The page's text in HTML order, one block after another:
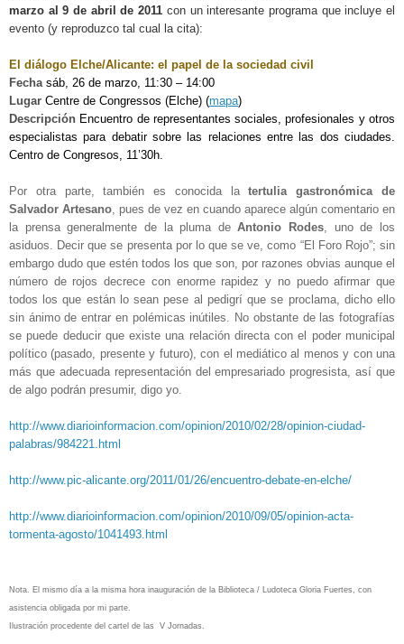
marzo al 9 de abril de 2011 con un interesante programa que incluye el
evento (y reproduzco tal cual la cita):
El diálogo Elche/Alicante: el papel de la sociedad civil
Fecha sáb, 26 de marzo, 11:30 – 14:00
Lugar Centre de Congressos (Elche) (mapa)
Descripción Encuentro de representantes sociales, profesionales y otros
especialistas para debatir sobre las relaciones entre las dos ciudades.
Centro de Congresos, 11’30h.
Por otra parte, también es conocida latertulia gastronómica de
Salvador Artesano , pues de vez en cuando aparece algún comentario en
la prensa generalmente de la pluma deAntonio Rodes , uno de los
asiduos. Decir que se presenta por lo que se ve, como “El Foro Rojo”; sin
embargo dudo que estén todos los que son, por razones obvias aunque el
número de rojos decrece con enorme rapidez y no puedo afirmar que
todos los que están lo sean pese al pedigrí que se proclama, dicho ello
sin ánimo de entrar en polémicas inútiles. No obstante de las fotografías
se puede deducir que existe una relación directa con el poder municipal
político (pasado, presente y futuro), con el mediático al menos y con una
más que adecuada representación del empresariado progresista, así que
de algo podrán presumir, digo yo.
http://www.diarioinformacion.com/opinion/2010/02/28/opinion-ciudad-
palabras/984221.html
http://www.pic-alicante.org/2011/01/26/encuentro-debate-en-elche/
http://www.diarioinformacion.com/opinion/2010/09/05/opinion-acta-
tormenta-agosto/1041493.html
Nota. El mismo día a la misma hora inauguración de la Biblioteca / Ludoteca Gloria Fuertes, con
asistencia obligada por mi parte.
Ilustración procedente del cartel de las V Jornadas.